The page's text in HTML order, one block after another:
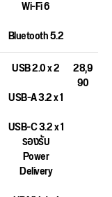
Wi-Fi 6
Bluetooth 5.2
USB 2.0 x 2
USB-A 3.2 x 1
USB-C 3.2 x 1
รองรับ
Power
Delivery
28,9
90